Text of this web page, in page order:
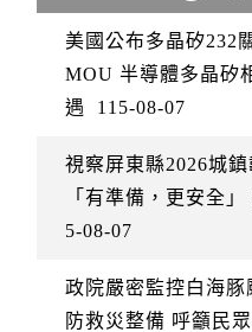
美國公布多晶矽232
MOU 半導體多晶矽
遇
115-08-07
視察屏東縣2026城
「有準備，更安全
5-08-07
政院嚴密監控白海
防救災整備 呼籲民